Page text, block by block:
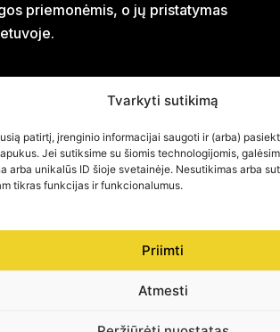
Tvarkyti sutikimą
patirtį, įrenginio informacijai saugoti ir (arba)
Jei sutiksime su šiomis technologijomis,
arba unikalūs ID šioje svetainėje. Nesutikimas arba
tikras funkcijas ir funkcionalumus.
Priimti
Atmesti
priemonėmis, o jų pristatymas